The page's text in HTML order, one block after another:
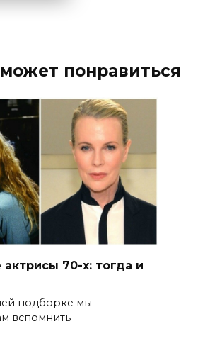
понравиться
70-х: тогда и
подборке мы
вспомнить